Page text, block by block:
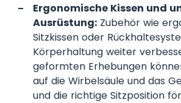
Ergonomische Kissen und
Ausrüstung: Zubehör wie
Sitzkissen oder
Körperhaltung weiter
geformten Erhebungen
auf die Wirbelsäule und das
und die richtige Sitzposition